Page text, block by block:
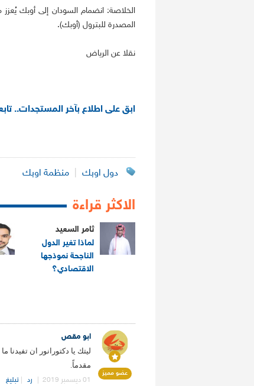
الخلاصة: انضمام السودان إلى أوبك يُعزز
المصدرة للبترول (أوبك).
نقلا عن الرياض
ابق على اطلاع بآخر المستجدات..
دول اوبك منظمة اوبك
الاكثر قراءة
ثامر السعيد
لماذا تغير الدول
الناجحة نموذجها
الاقتصادي؟
عضو مميز
ابو مقص
مقدماً.
01 ديسمبر 2019 رد تبليغ